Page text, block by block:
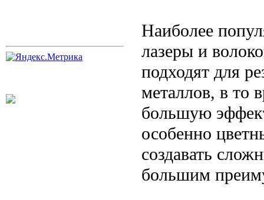
Наиболее
лазеры и
подходят для
металлов, в то
большую
особенно
создавать
большим